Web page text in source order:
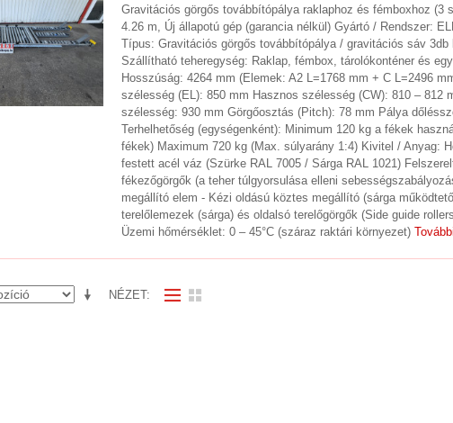
Gravitációs görgős továbbítópálya raklaphoz és fémboxhoz (3
4.26 m, Új állapotú gép (garancia nélkül) Gyártó / Rendszer:
Típus: Gravitációs görgős továbbítópálya / gravitációs sáv 3db
Szállítható teheregység: Raklap, fémbox, tárolókonténer és
Hosszúság: 4264 mm (Elemek: A2 L=1768 mm + C L=2496
szélesség (EL): 850 mm Hasznos szélesség (CW): 810 – 812
szélesség: 930 mm Görgőosztás (Pitch): 78 mm Pálya
Terhelhetőség (egységenként): Minimum 120 kg a fékek
fékek) Maximum 720 kg (Max. súlyarány 1:4) Kivitel / Anyag:
festett acél váz (Szürke RAL 7005 / Sárga RAL 1021)
fékezőgörgők (a teher túlgyorsulása elleni
megállító elem - Kézi oldású köztes megállító (sárga
terelőlemezek (sárga) és oldalsó terelőgörgők (Side guide
Üzemi hőmérséklet: 0 – 45°C (száraz raktári környezet)
NÉZET